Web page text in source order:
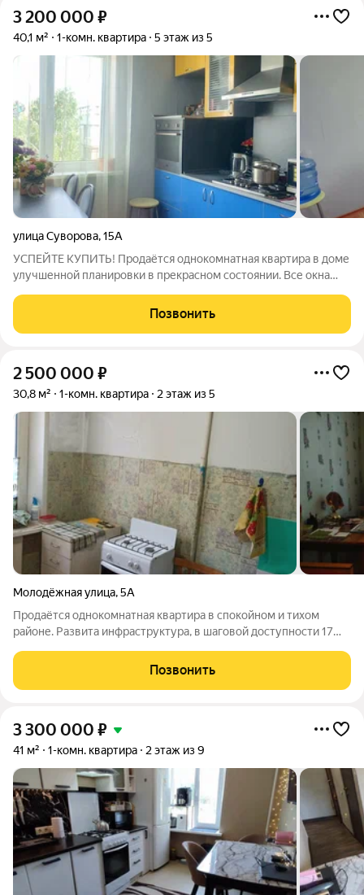
3 200 000 ₽
40,1 м² 1-комн. квартира 5 этаж из 5
улица Суворова,15А
УСПЕЙТЕ КУПИТЬ! Продаётся однокомнатная квартира в доме
улучшенной планировки в прекрасном состоянии. Все окна
и на кухне также выложен плиткой. В комнате ламинат.
Огромный плюс данной
Позвонить
2 500 000 ₽
30,8 м² 1-комн. квартира 2 этаж из 5
Молодёжная улица,5А
Продаётся однокомнатная квартира в спокойном и тихом
районе. Развита инфраструктура, в шаговой доступности 17
отдыха сквер "Слава Труду". Остановки, Сбербанк, рынок,
магазины, аптеки, Lamoda,
Позвонить
3 300 000 ₽
41 м² 1-комн. квартира 2 этаж из 9